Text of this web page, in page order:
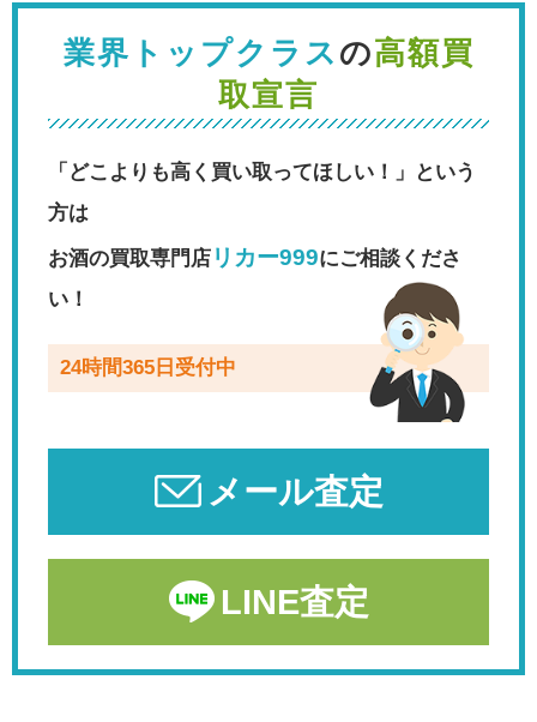
業界トップクラス の高額買
取宣言
「どこよりも高く買い取ってほしい！」という
方は
お酒の買取専門店 リカー999にご相談くださ
い！
24時間365日受付中
メール査定
LINE査定